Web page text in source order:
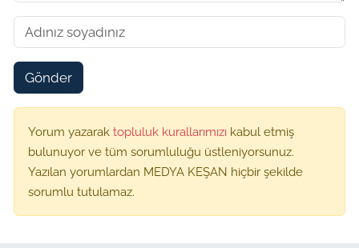
Gönder
Yorum yazarak topluluk kurallarımızı kabul etmiş
bulunuyor ve tüm sorumluluğu üstleniyorsunuz.
Yazılan yorumlardan MEDYA KEŞAN hiçbir şekilde
sorumlu tutulamaz.